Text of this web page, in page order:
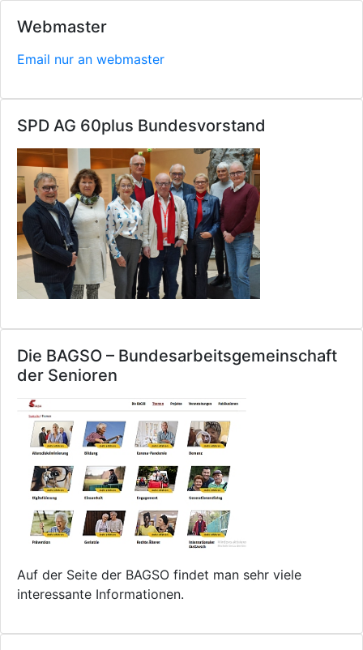
Webmaster
Email nur an webmaster
SPD AG 60plus Bundesvorstand
Die BAGSO – Bundesarbeitsgemeinschaft
der Senioren
Auf der Seite der BAGSO findet man sehr viele
interessante Informationen.